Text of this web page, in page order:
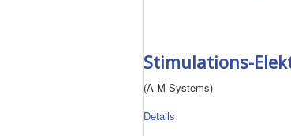
Stimulations-
(A-M Systems)
Details